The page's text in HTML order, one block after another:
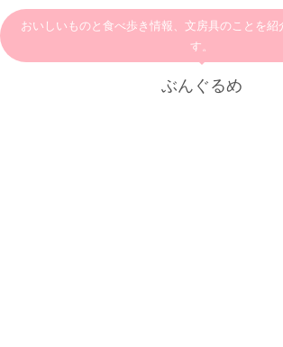
おいしいものと食べ歩き情報、文房具のことを
す。
ぶんぐるめ